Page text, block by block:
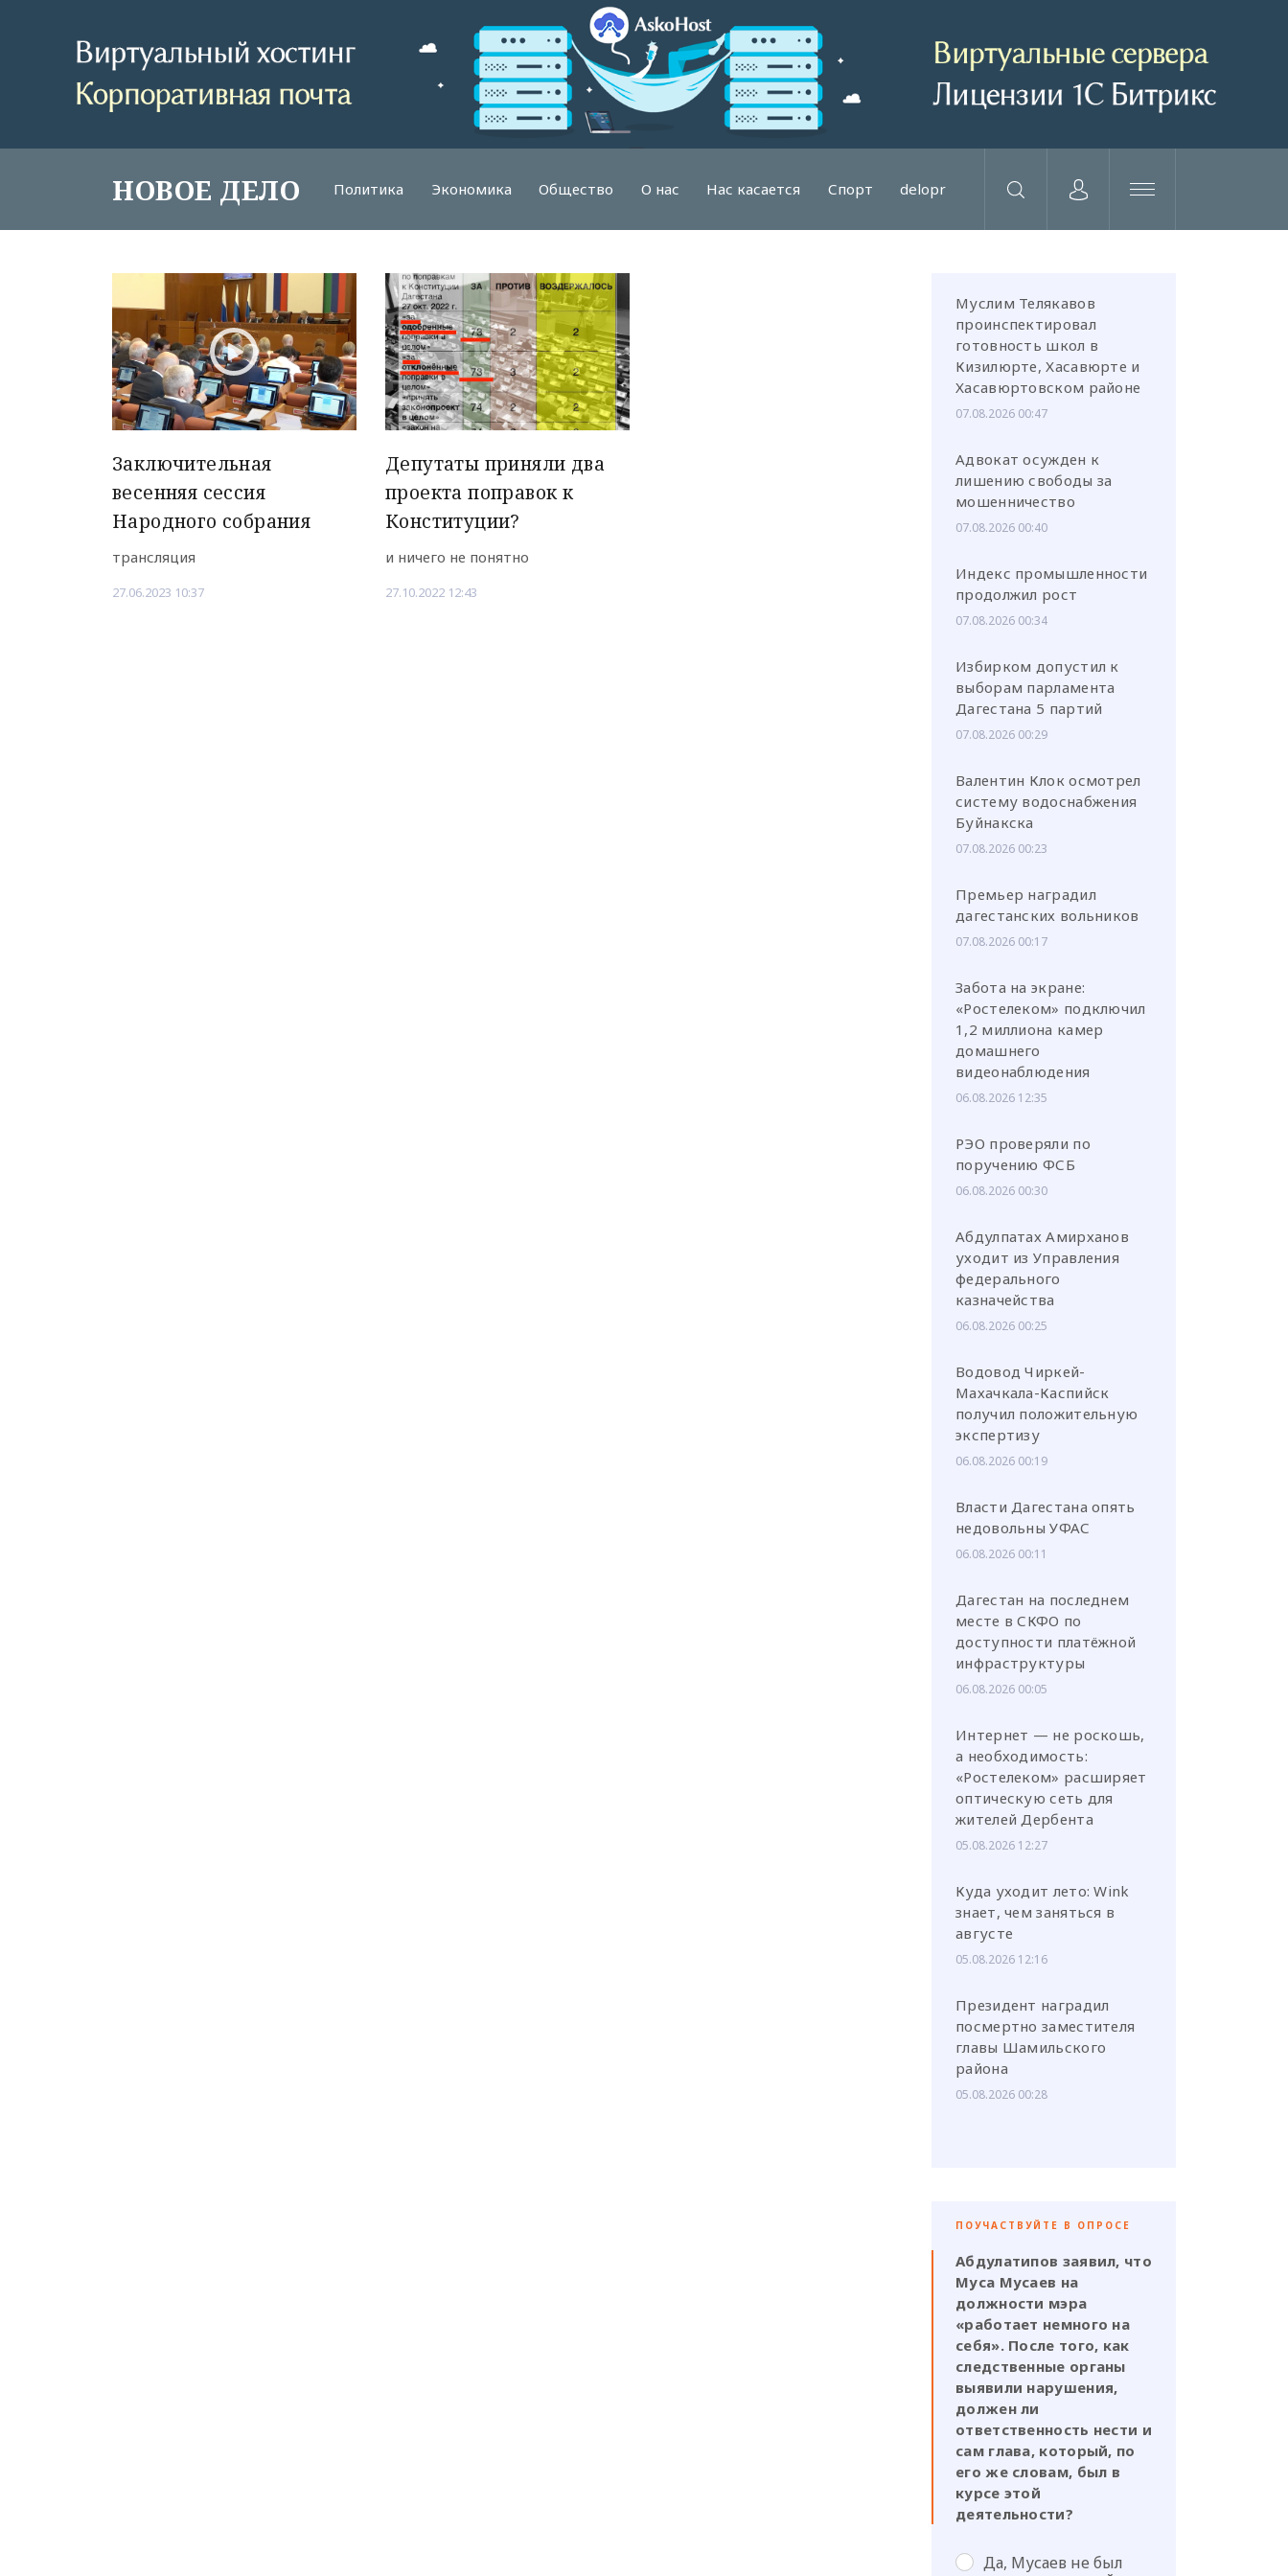
НОВОЕ ДЕЛО Политика Экономика Общество О нас Нас касается Спорт delopr
Заключительная
весенняя сессия
Народного собрания
трансляция
27.06.2023 10:37
Депутаты приняли два
проекта поправок к
Конституции?
и ничего не понятно
27.10.2022 12:43
Муслим Телякавов
проинспектировал
готовность школ в
Кизилюрте, Хасавюрте и
Хасавюртовском районе
07.08.2026 00:47
Адвокат осужден к
лишению свободы за
мошенничество
07.08.2026 00:40
Индекс промышленности
продолжил рост
07.08.2026 00:34
Избирком допустил к
выборам парламента
Дагестана 5 партий
07.08.2026 00:29
Валентин Клок осмотрел
систему водоснабжения
Буйнакска
07.08.2026 00:23
Премьер наградил
дагестанских вольников
07.08.2026 00:17
Забота на экране:
«Ростелеком» подключил
1,2 миллиона камер
домашнего
видеонаблюдения
06.08.2026 12:35
РЭО проверяли по
поручению ФСБ
06.08.2026 00:30
Абдулпатах Амирханов
уходит из Управления
федерального
казначейства
06.08.2026 00:25
Водовод Чиркей-
Махачкала-Каспийск
получил положительную
экспертизу
06.08.2026 00:19
Власти Дагестана опять
недовольны УФАС
06.08.2026 00:11
Дагестан на последнем
месте в СКФО по
доступности платёжной
инфраструктуры
06.08.2026 00:05
Интернет — не роскошь,
а необходимость:
«Ростелеком» расширяет
оптическую сеть для
жителей Дербента
05.08.2026 12:27
Куда уходит лето: Wink
знает, чем заняться в
августе
05.08.2026 12:16
Президент наградил
посмертно заместителя
главы Шамильского
района
05.08.2026 00:28
ПОУЧАСТВУЙТЕ В ОПРОСЕ
Абдулатипов заявил, что
Муса Мусаев на
должности мэра
«работает немного на
себя». После того, как
следственные органы
выявили нарушения,
должен ли
ответственность нести и
сам глава, который, по
его же словам, был в
курсе этой
деятельности?
Да, Мусаев не был